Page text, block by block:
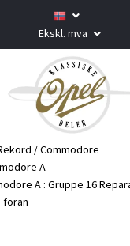
Ekskl. mva
/ Commodore
A
A : Gruppe 16
foran